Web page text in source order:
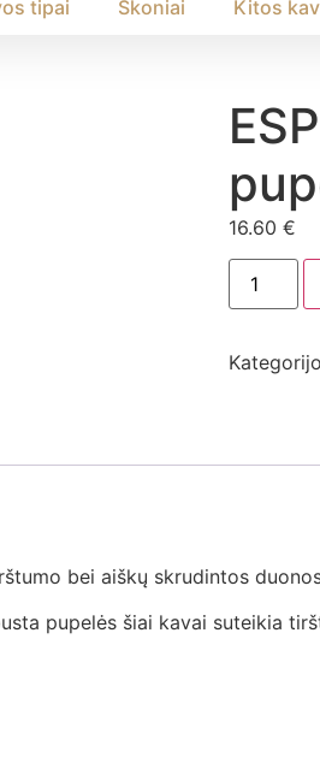
tipai Skoniai Kitos
16.60 €
produkto
kiekis:
kavos
bei aiškų skrudintos
pupelės šiai kavai suteikia